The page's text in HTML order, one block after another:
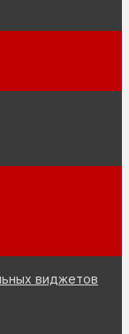
виджетов